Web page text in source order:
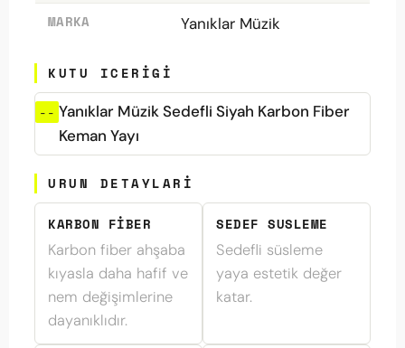
MARKA Yanıklar Müzik
KUTU ICERIGI
Yanıklar Müzik Sedefli Siyah Karbon Fiber
Keman Yayı
URUN DETAYLARI
KARBON FIBER
Karbon fiber ahşaba
kıyasla daha hafif ve
nem değişimlerine
dayanıklıdır.
SEDEF SUSLEME
Sedefli süsleme
yaya estetik değer
katar.